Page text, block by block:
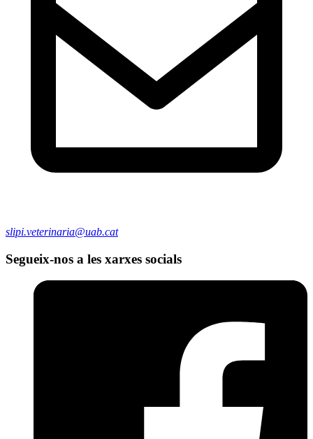
slipi.veterinaria@uab.cat
Segueix-nos a les xarxes socials